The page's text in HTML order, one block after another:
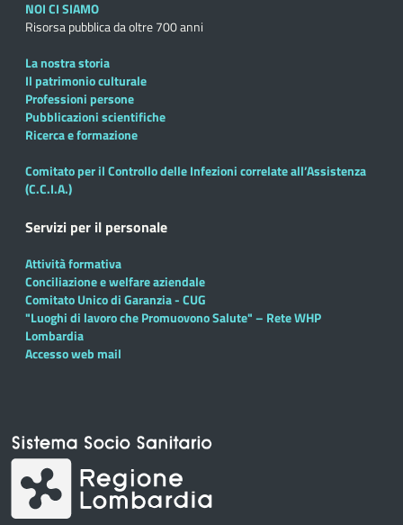
NOI CI SIAMO
Risorsa pubblica da oltre 700 anni
La nostra storia
Il patrimonio culturale
Professioni persone
Pubblicazioni scientifiche
Ricerca e formazione
Comitato per il Controllo delle Infezioni correlate all’Assistenza
(C.C.I.A.)
Servizi per il personale
Attività formativa
Conciliazione e welfare aziendale
Comitato Unico di Garanzia - CUG
"Luoghi di lavoro che Promuovono Salute" – Rete WHP
Lombardia
Accesso web mail